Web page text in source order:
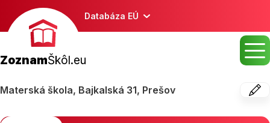
Databáza EÚ
ZoznamŠkôl.eu
Materská škola, Bajkalská 31, Prešov